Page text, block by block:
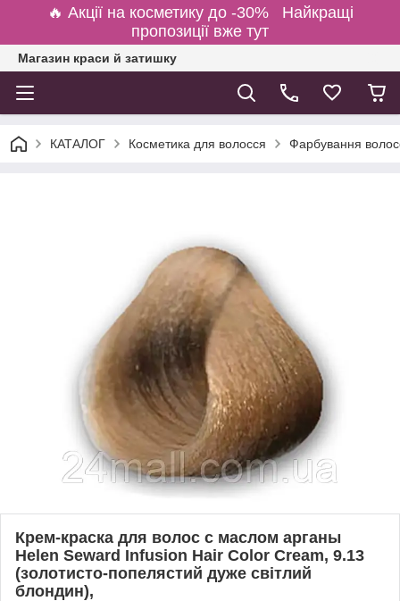
🔥 Акції на косметику до -30% Найкращі
пропозиції вже тут
Магазин краси й затишку
КАТАЛОГ Косметика для волосся Фарбування
Крем-краска для волос с маслом арганы
Helen Seward Infusion Hair Color Cream, 9.13
(золотисто-попелястий дуже світлий
блондин),